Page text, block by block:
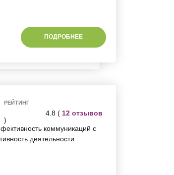
ПОДРОБНЕЕ
РЕЙТИНГ
4.8 ( 12 отзывов
)
коммуникаций с
деятельности